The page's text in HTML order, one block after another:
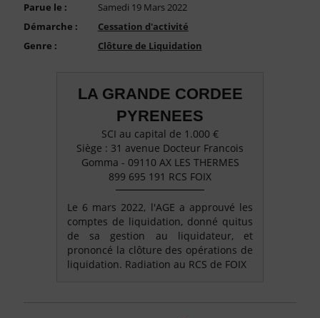
Parue le :
Samedi 19 Mars 2022
Démarche :
Cessation d'activité
Genre :
Clôture de Liquidation
LA GRANDE CORDEE
PYRENEES
SCI au capital de 1.000 €
Siège : 31 avenue Docteur Francois
Gomma - 09110 AX LES THERMES
899 695 191 RCS FOIX
Le 6 mars 2022, l'AGE a approuvé les
comptes de liquidation, donné quitus
de sa gestion au liquidateur, et
prononcé la clôture des opérations de
liquidation. Radiation au RCS de FOIX